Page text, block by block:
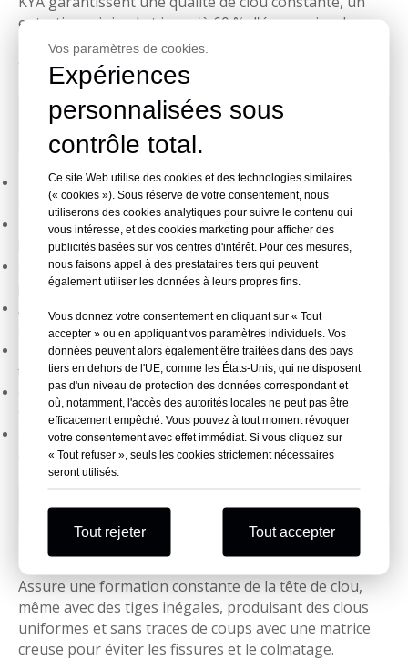
entretien minimal et jusqu'à 60 % d'économies de
main d'œuvre, ce qui est idéal pour la fabrication de
fixations à grande échelle.
Caractéristiques de la machine de
fabrication de clous
Longue durée de vie d'au moins 7 ans avec ceinture blanche
durable (5-6 mois)
Lubrification automatique avec un minimum de points de
lubrification pour un fonctionnement propre
Capacité de production élevée, par exemple 900 kg/8 heures
pour la spécification 2550
Aucun démontage de moule pendant 3 mois, avec un coupe-
ongles d'une durée de 800 millions de coupes
Économe en énergie, consommant seulement 3,5 kW par
tonne de clous
60 % d'économies de main d'œuvre grâce au soudage à haute
fréquence pour les clous enroulés
Sept capteurs d'alarme pour la protection de la machine et la
qualité des ongles
Avantages techniques
Double-Punch double mode
Assure une formation constante de la tête de clou,
même avec des tiges inégales, produisant des clous
uniformes et sans traces de coups avec une matrice
creuse pour éviter les fissures et le colmatage.
Vos paramètres de cookies.
Expériences
personnalisées sous
contrôle total.
Ce site Web utilise des cookies et des technologies similaires
(« cookies »). Sous réserve de votre consentement, nous
utiliserons des cookies analytiques pour suivre le contenu qui
vous intéresse, et des cookies marketing pour afficher des
publicités basées sur vos centres d'intérêt. Pour ces mesures,
nous faisons appel à des prestataires tiers qui peuvent
également utiliser les données à leurs propres fins.
Vous donnez votre consentement en cliquant sur « Tout
accepter » ou en appliquant vos paramètres individuels. Vos
données peuvent alors également être traitées dans des pays
tiers en dehors de l'UE, comme les États-Unis, qui ne disposent
pas d'un niveau de protection des données correspondant et
où, notamment, l'accès des autorités locales ne peut pas être
efficacement empêché. Vous pouvez à tout moment révoquer
votre consentement avec effet immédiat. Si vous cliquez sur
« Tout refuser », seuls les cookies strictement nécessaires
seront utilisés.
Tout rejeter Tout accepter